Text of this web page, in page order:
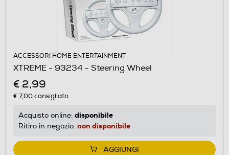
ACCESSORI HOME ENTERTAINMENT
XTREME - 93234 - Steering Wheel
€ 2,99
€ 7,00consigliato
Acquisto online: disponibile
Ritiro in negozio: non disponibile
AGGIUNGI